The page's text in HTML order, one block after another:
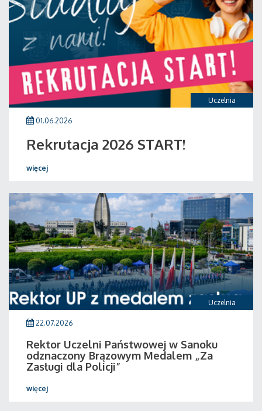
Uczelnia
01.06.2026
Rekrutacja 2026 START!
więcej
Uczelnia
22.07.2026
Rektor Uczelni Państwowej w Sanoku
odznaczony Brązowym Medalem „Za
Zasługi dla Policji”
więcej